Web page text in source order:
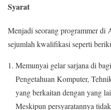
Syarat
Menjadi seorang programmer di
sejumlah kwalifikasi seperti
Memunyai gelar sarjana di
Pengetahuan Komputer,
yang berkaitan dengan yang
Meskipun persyaratannya